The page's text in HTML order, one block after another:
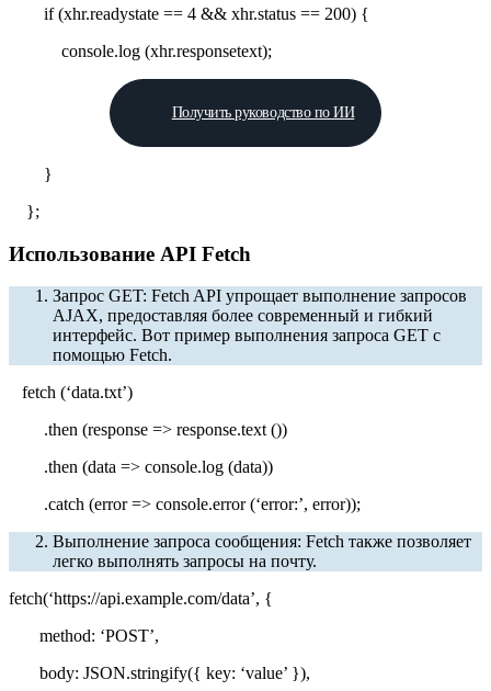
if (xhr.readystate == 4 && xhr.status == 200) {
console.log (xhr.responsetext);
Получить руководство по ИИ
}
};
Использование API Fetch
Запрос GET: Fetch API упрощает выполнение запросов
AJAX, предоставляя более современный и гибкий
интерфейс. Вот пример выполнения запроса GET с
помощью Fetch.
fetch (‘data.txt’)
.then (response => response.text ())
.then (data => console.log (data))
.catch (error => console.error (‘error:’, error));
Выполнение запроса сообщения: Fetch также позволяет
легко выполнять запросы на почту.
fetch(‘https://api.example.com/data’, {
method: ‘POST’,
body: JSON.stringify({ key: ‘value’ }),